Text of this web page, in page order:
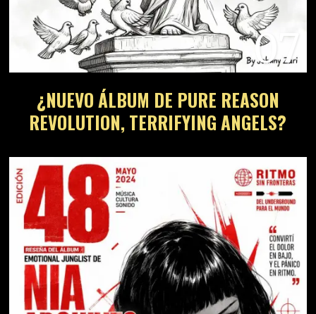
07
¿NUEVO ÁLBUM DE PURE REASON
REVOLUTION, TERRIFYING ANGELS?